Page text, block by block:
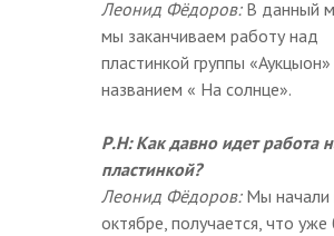
Леонид Фёдоров:В данный
мы заканчиваем работу над
пластинкой группы
названием « На солнце».
Р.Н: Как давно идет работа
пластинкой?
Леонид Фёдоров:Мы начали
октябре, получается, что